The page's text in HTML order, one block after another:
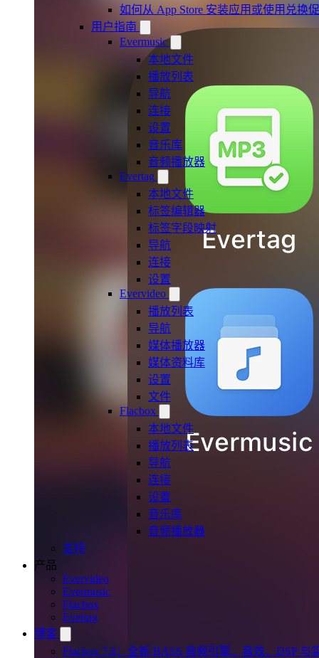
如何从 App Store 安装应用或使用兑换
用户指南
Evermusic
本地文件
播放列表
导航
连接
设置
音乐库
音频播放器
Evertag
本地文件
标签编辑器
标签字段映射
导航
连接
设置
Evervideo
播放列表
导航
媒体播放器
媒体资料库
设置
文件
Flacbox
本地文件
播放列表
导航
连接
设置
音乐库
音频播放器
支持
产品
Evervideo
Evermusic
Flacbox
Evertag
博客
Flacbox 7.6：全新 BASS 音频引擎、音效、DSP 与